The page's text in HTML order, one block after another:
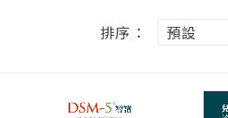
排序：